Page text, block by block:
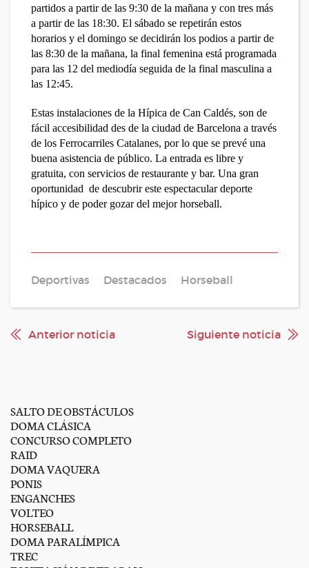
partidos a partir de las 9:30 de la mañana y con tres más
a partir de las 18:30. El sábado se repetirán estos
horarios y el domingo se decidirán los podios a partir de
las 8:30 de la mañana, la final femenina está programada
para las 12 del mediodía seguida de la final masculina a
las 12:45.
Estas instalaciones de la Hípica de Can Caldés, son de
fácil accesibilidad des de la ciudad de Barcelona a través
de los Ferrocarriles Catalanes, por lo que se prevé una
buena asistencia de público. La entrada es libre y
gratuita, con servicios de restaurante y bar. Una gran
oportunidad de descubrir este espectacular deporte
hípico y de poder gozar del mejor horseball.
Deportivas Destacados Horseball
Anterior noticia Siguiente noticia
SALTO DE OBSTÁCULOS
DOMA CLÁSICA
CONCURSO COMPLETO
RAID
DOMA VAQUERA
PONIS
ENGANCHES
VOLTEO
HORSEBALL
DOMA PARALÍMPICA
TREC